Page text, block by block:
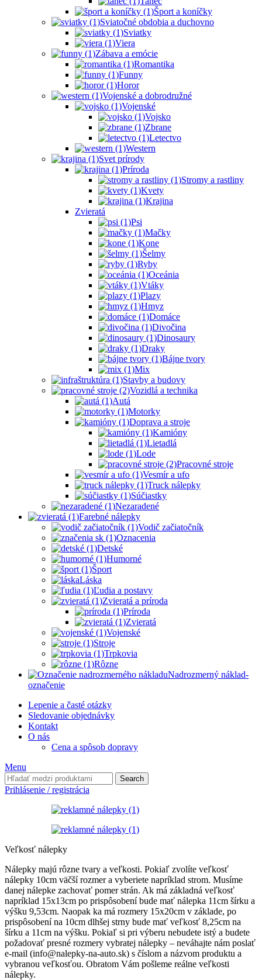
Šport a koníčky
Sviatočné obdobia a duchovno
Sviatky
Viera
Zábava a emócie
Romantika
Funny
Horor
Vojenské a dobrodružné
Vojenské
Vojsko
Zbrane
Letectvo
Western
Svet prírody
Príroda
Stromy a rastliny
Kvety
Krajina
Zvieratá
Psi
Mačky
Kone
Šelmy
Ryby
Oceánia
Vtáky
Plazy
Hmyz
Domáce
Divočina
Dinosaury
Draky
Bájne tvory
Mix
Stavby a budovy
Vozidlá a technika
Autá
Motorky
Doprava a stroje
Kamióny
Lietadlá
Lode
Pracovné stroje
Vesmír a ufo
Truck nálepky
Súčiastky
Nezaradené
Farebné nálepky
Vodič začiatočník
Oznacenia
Detské
Humorné
Šport
Láska
Ľudia a postavy
Zvieratá a príroda
Príroda
Zvieratá
Vojenské
Stroje
Trpkovia
Rôzne
Nadrozmerný náklad-
označenie
Lepenie a časté otázky
Sledovanie objednávky
Kontakt
O nás
Cena a spôsob dopravy
Menu
Search
Prihlásenie / registrácia
Veľkosť nálepky
Nálepky majú rôzne tvary a veľkosti. Pokiaľ zvolíte veľkosť
nálepky 10cm väčší rozmer a vyberiete napríklad strom. Musíme
danej nálepke zachovať pomer strán. Ak má základná veľkosť
napríklad 15x13cm po prispôsobení bude mať nálepka 11cm šírku a
výšku 9,53cm. Naopak ka má rozmery 15x20cm v základe, po
prispôsobení na 10cm dlhšej strny bude mať veľkosť 8,25cm na
šírku a 11cm na výšku. Pokiaľ si pri výberu nebudete istý a budete
požadovať presné rozmery vybratej nálepky – neváhajte nám poslať
e-mail (info@nalepky-na-auto.sk) s číslom a názvom produktu a
vybranou veľkosťou. Obratom Vám pošleme reálne veľkosti
nálepky.